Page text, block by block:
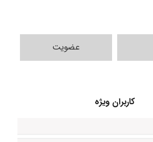
عضویت
کاربران ویژه